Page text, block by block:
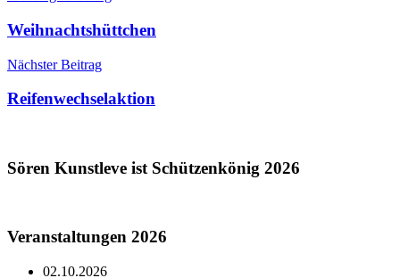
Weihnachtshüttchen
Nächster Beitrag
Reifenwechselaktion
Sören Kunstleve ist Schützenkönig 2026
Veranstaltungen 2026
02.10.2026